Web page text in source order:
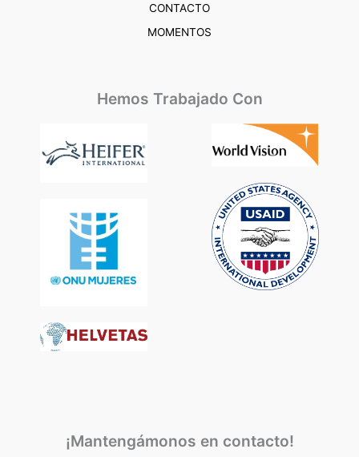
CONTACTO
MOMENTOS
Hemos Trabajado Con
¡Mantengámonos en contacto!